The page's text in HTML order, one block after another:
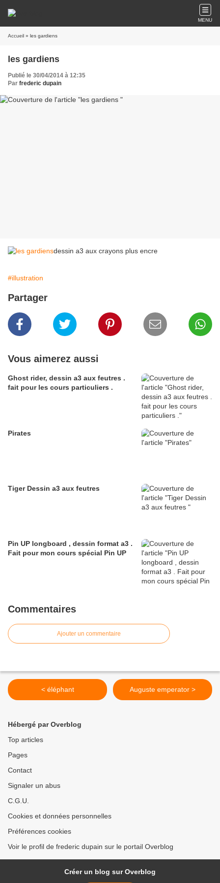
MENU
Accueil » les gardiens
les gardiens
Publié le 30/04/2014 à 12:35
Par frederic dupain
dessin a3 aux crayons plus encre
#illustration
Partager
Vous aimerez aussi
Ghost rider, dessin a3 aux feutres .
fait pour les cours particuliers .
Pirates
Tiger Dessin a3 aux feutres
Pin UP longboard , dessin format a3 .
Fait pour mon cours spécial Pin UP
Commentaires
Ajouter un commentaire
< éléphant Auguste emperator >
Hébergé par Overblog
Top articles
Pages
Contact
Signaler un abus
C.G.U.
Cookies et données personnelles
Préférences cookies
Voir le profil de frederic dupain sur le portail Overblog
Créer un blog sur Overblog